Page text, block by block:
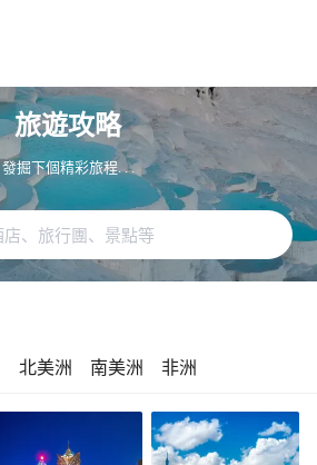
旅遊攻略
發掘下個精彩旅程. . .
北美洲 南美洲 非洲